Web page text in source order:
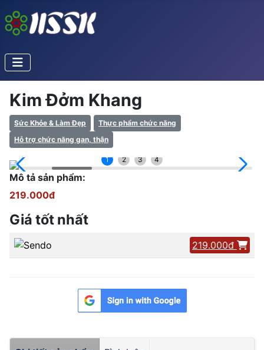
Kim Đởm Khang
Sức Khỏe & Làm Đẹp
Thực phẩm chức năng
Hỗ trợ chức năng gan, thận
1 2 3 4
Mô tả sản phẩm:
219.000đ
Giá tốt nhất
219.000đ